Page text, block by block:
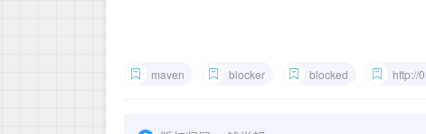
maven blocker blocked http://